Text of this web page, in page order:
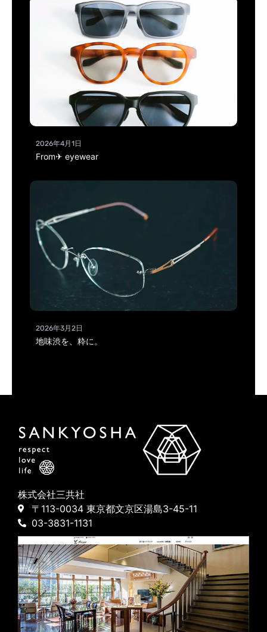
2026年4月1日
From✈ eyewear
2026年3月2日
地味渋を、粋に。
株式会社三共社
〒113-0034 東京都文京区湯島3-45-11
03-3831-1131